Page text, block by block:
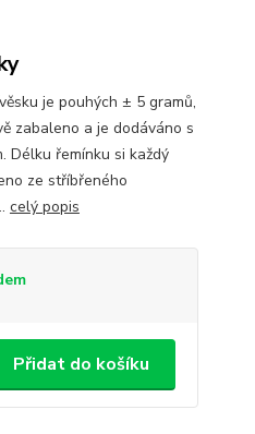
je pouhých ± 5 gramů,
zabaleno a je dodáváno s
Délku řemínku si každý
ze stříbřeného
celý popis
Přidat do košíku